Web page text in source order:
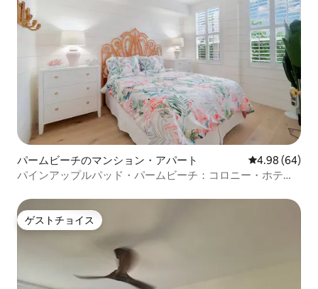
パームビーチのマンション・アパート レビュー64件
4.98 (64)
パインアップルパッド・パームビーチ：コロニー・ホテル
ゲストチョイス
ゲストチョイス